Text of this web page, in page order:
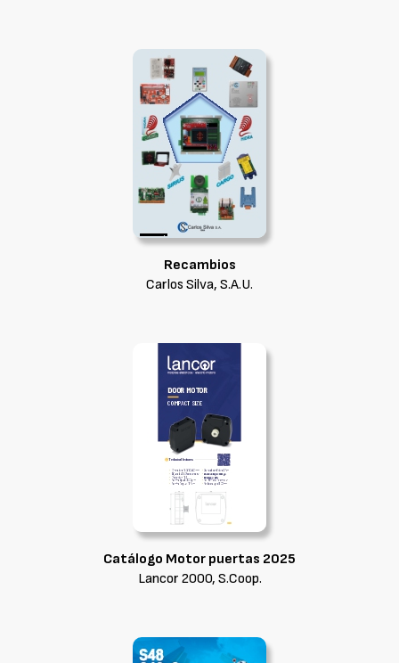
Recambios
Carlos Silva, S.A.U.
Catálogo Motor puertas 2025
Lancor 2000, S.Coop.